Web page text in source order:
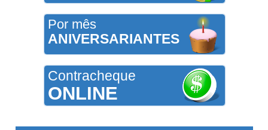
Por mês
ANIVERSARIANTES
Contracheque
ONLINE